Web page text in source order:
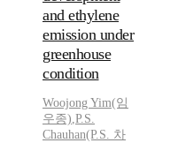
and ethylene
emission under
greenhouse
condition
Woojong Yim(임
우종),P.S.
Chauhan(P.S. 차